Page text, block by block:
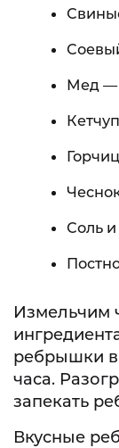
Мед —
Соль
Измельчим
ребрышки в
часа.
запекать
Вкусные